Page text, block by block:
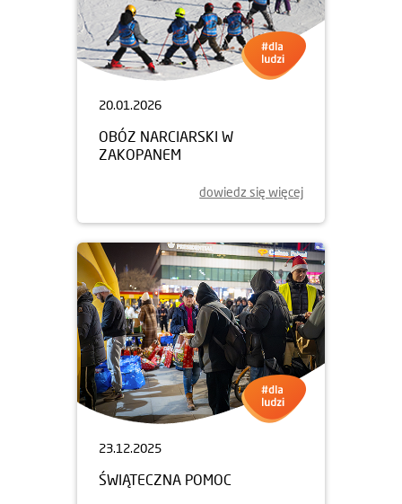
20.01.2026
OBÓZ NARCIARSKI W
ZAKOPANEM
dowiedz się więcej
23.12.2025
ŚWIĄTECZNA POMOC